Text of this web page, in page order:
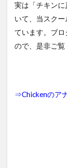
実は「チキン
いて、当スク
ています。ブ
ので、是非ご覧
⇒Chickenのア